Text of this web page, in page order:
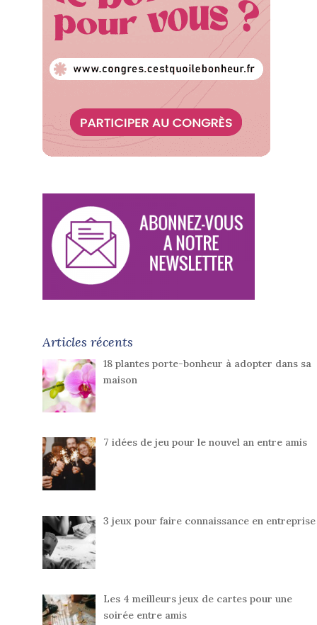
Articles récents
18 plantes porte-bonheur à adopter dans sa
maison
7 idées de jeu pour le nouvel an entre amis
3 jeux pour faire connaissance en entreprise
Les 4 meilleurs jeux de cartes pour une
soirée entre amis